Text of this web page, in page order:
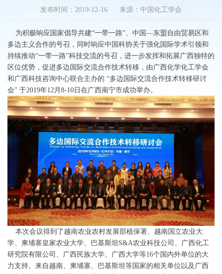
发布时间：2019-12-16 来源：中国化工学会
为积极响应国家倡导共建“一带一路”、中国—东盟自由贸易区和
多边主义合作的号召，同时响应中国科协关于强化国际学术引领和
持续推动“一带一路”科技交流的号召，进一步发挥和拓展广西独特的
区位优势，促进多边国际交流合作技术转移，由广西化学化工学会
和广西科技咨询中心联合主办的 “多边国际交流合作技术转移研讨
会” 于2019年12月8-10日在广西南宁市成功举办。
本次会议得到了越南农业农村发展部植保署、越南国立农业大
学、柬埔寨皇家农业大学、巴基斯坦S&A农业科技公司、广西化工
研究院有限公司、广西民族大学、广西大学等16个国内外单位的大
力支持。来自越南、柬埔寨、巴基斯坦等国家的相关单位以及广西